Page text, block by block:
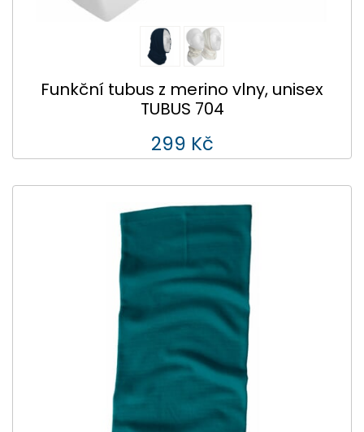
Funkční tubus z merino vlny, unisex
TUBUS 704
299 Kč